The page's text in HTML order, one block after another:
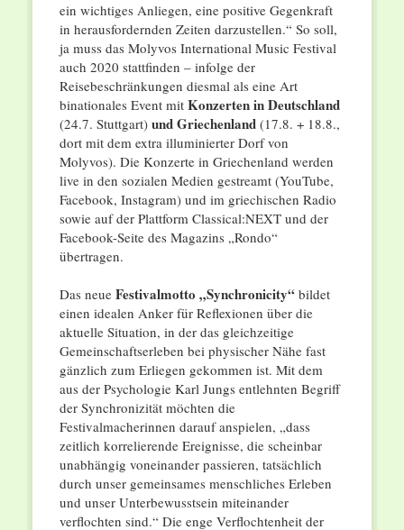
ein wichtiges Anliegen, eine positive Gegenkraft
in herausfordernden Zeiten darzustellen.“ So soll,
ja muss das Molyvos International Music Festival
auch 2020 stattfinden – infolge der
Reisebeschränkungen diesmal als eine Art
binationales Event mit Konzerten in Deutschland
(24.7. Stuttgart) und Griechenland(17.8. + 18.8.,
dort mit dem extra illuminierter Dorf von
Molyvos). Die Konzerte in Griechenland werden
live in den sozialen Medien gestreamt (YouTube,
Facebook, Instagram) und im griechischen Radio
sowie auf der Plattform Classical:NEXT und der
Facebook-Seite des Magazins „Rondo“
übertragen.
Das neue Festivalmotto „Synchronicity“bildet
einen idealen Anker für Reflexionen über die
aktuelle Situation, in der das gleichzeitige
Gemeinschaftserleben bei physischer Nähe fast
gänzlich zum Erliegen gekommen ist. Mit dem
aus der Psychologie Karl Jungs entlehnten Begriff
der Synchronizität möchten die
Festivalmacherinnen darauf anspielen, „dass
zeitlich korrelierende Ereignisse, die scheinbar
unabhängig voneinander passieren, tatsächlich
durch unser gemeinsames menschliches Erleben
und unser Unterbewusstsein miteinander
verflochten sind.“ Die enge Verflochtenheit der